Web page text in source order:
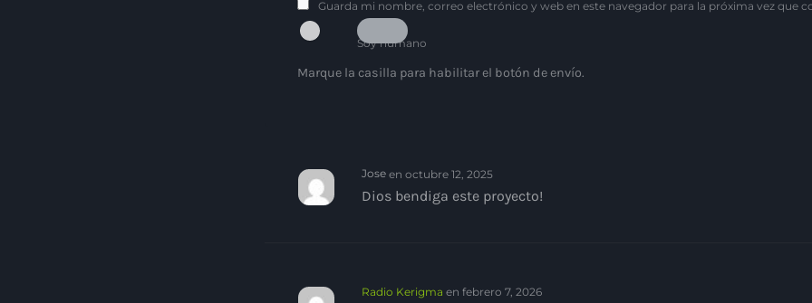
Guarda mi nombre, correo electrónico y web en este navegador para la próxima vez que
Soy humano
Marque la casilla para habilitar el botón de envío.
Jose en octubre 12, 2025
Dios bendiga este proyecto!
Radio Kerigma en febrero 7, 2026